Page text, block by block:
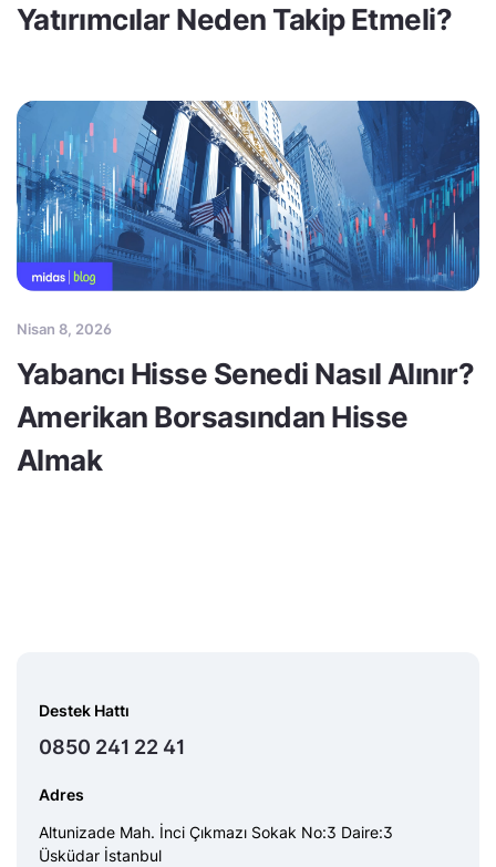
Yatırımcılar Neden Takip Etmeli?
Nisan 8, 2026
Yabancı Hisse Senedi Nasıl Alınır?
Amerikan Borsasından Hisse
Almak
Destek Hattı
0850 241 22 41
Adres
Altunizade Mah. İnci Çıkmazı Sokak No:3 Daire:3
Üsküdar İstanbul